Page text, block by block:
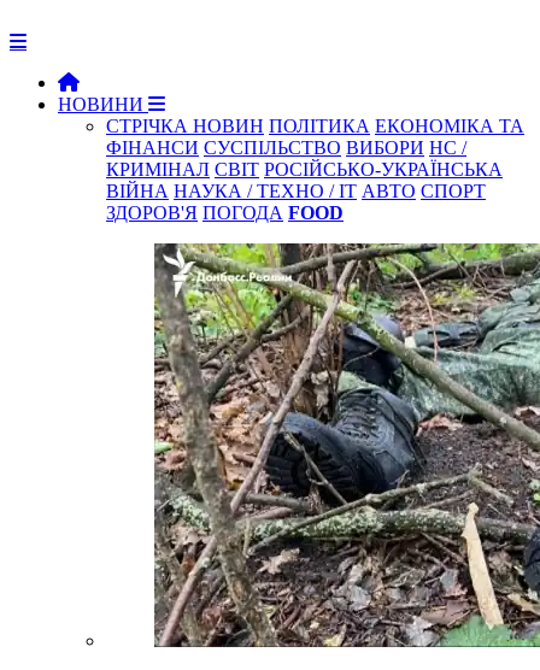
НОВИНИ
СТРІЧКА НОВИН ПОЛІТИКА ЕКОНОМІКА ТА
ФІНАНСИ СУСПІЛЬСТВО ВИБОРИ НС /
КРИМІНАЛ СВІТ РОСІЙСЬКО-УКРАЇНСЬКА
ВІЙНА НАУКА / ТЕХНО / IT АВТО СПОРТ
ЗДОРОВ'Я ПОГОДА FOOD